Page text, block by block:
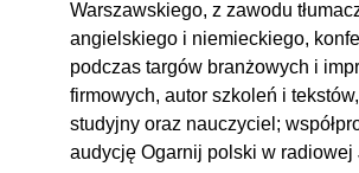
Warszawskiego, z zawodu
angielskiego i niemieckiego,
podczas targów branżowych i
firmowych, autor szkoleń i
studyjny oraz nauczyciel;
audycję Ogarnij polski w radiowej